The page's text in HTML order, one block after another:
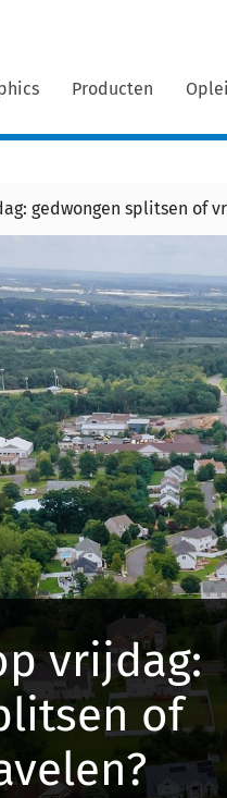
Producten
gedwongen splitsen of
vrijdag:
of